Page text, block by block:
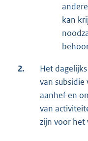
kan
2.
Het
van
aanhef en
van
zijn voor het